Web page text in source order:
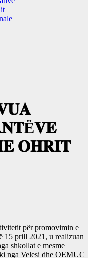
𝐎𝐇𝐑𝐈𝐓
për promovimin e
15 prill 2021, u realizuan
shkollat e mesme
nga Velesi dhe OEMUC